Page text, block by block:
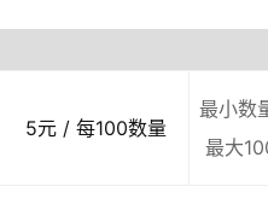
5元 / 每100数量
最小数
最大